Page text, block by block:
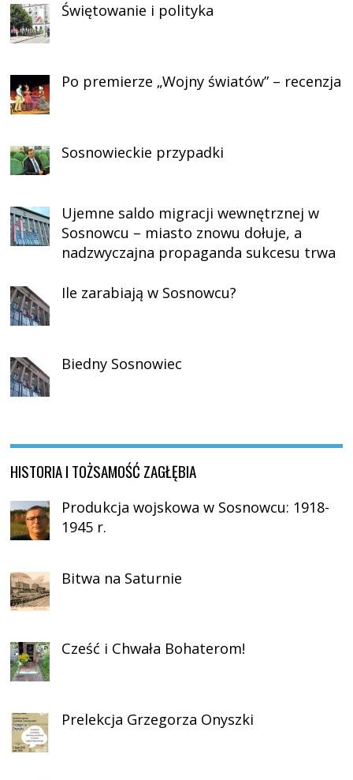
Świętowanie i polityka
Po premierze „Wojny światów” – recenzja
Sosnowieckie przypadki
Ujemne saldo migracji wewnętrznej w
Sosnowcu – miasto znowu dołuje, a
nadzwyczajna propaganda sukcesu trwa
Ile zarabiają w Sosnowcu?
Biedny Sosnowiec
HISTORIA I TOŻSAMOŚĆ ZAGŁĘBIA
Produkcja wojskowa w Sosnowcu: 1918-
1945 r.
Bitwa na Saturnie
Cześć i Chwała Bohaterom!
Prelekcja Grzegorza Onyszki